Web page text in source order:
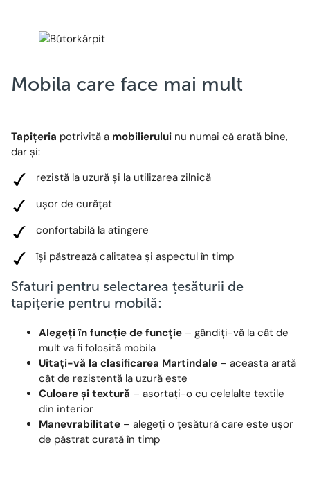
Mobila care face mai mult
Tapițeria potrivită a mobilierului nu numai că arată bine,
dar și:
rezistă la uzură și la utilizarea zilnică
ușor de curățat
confortabilă la atingere
își păstrează calitatea și aspectul în timp
Sfaturi pentru selectarea țesăturii de
tapițerie pentru mobilă:
Alegeți în funcție de funcție – gândiți-vă la cât de
mult va fi folosită mobila
Uitați-vă la clasificarea Martindale – aceasta arată
cât de rezistentă la uzură este
Culoare și textură – asortați-o cu celelalte textile
din interior
Manevrabilitate – alegeți o țesătură care este ușor
de păstrat curată în timp